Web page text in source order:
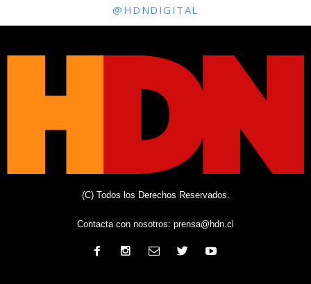
@HDNDIGITAL
(C) Todos los Derechos Reservados.
Contacta con nosotros: prensa@hdn.cl